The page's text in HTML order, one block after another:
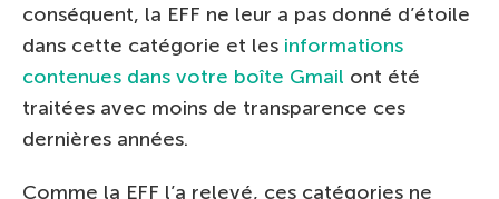
conséquent, la EFF ne leur a pas donné d’étoile
dans cette catégorie et les informations
contenues dans votre boîte Gmail ont été
traitées avec moins de transparence ces
dernières années.
Comme la EFF l’a relevé, ces catégories ne